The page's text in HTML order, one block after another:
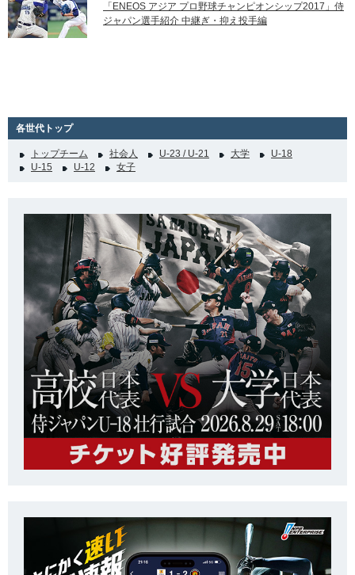
「ENEOS アジア プロ野球チャンピオンシップ2017」侍
ジャパン選手紹介 中継ぎ・抑え投手編
各世代トップ
トップチーム 社会人 U-23 / U-21 大学
U-18
U-15
U-12 女子